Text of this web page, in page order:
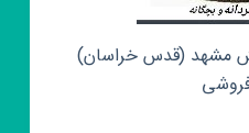
مشهد (قدس خراسان)